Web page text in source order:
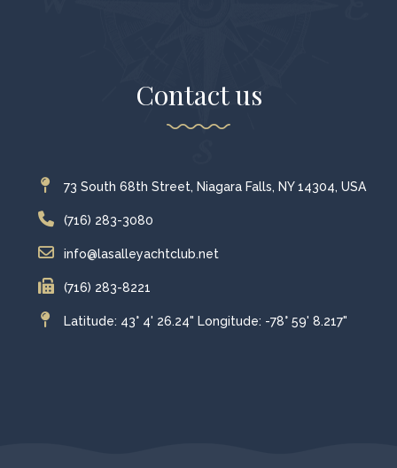
Contact us
73 South 68th Street, Niagara Falls, NY 14304, USA
(716) 283-3080
info@lasalleyachtclub.net
(716) 283-8221
Latitude: 43° 4' 26.24" Longitude: -78° 59' 8.217"